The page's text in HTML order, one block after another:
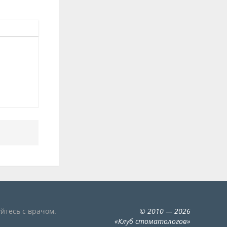
с врачом. © 2010 — 2026
«Клуб стоматологов»